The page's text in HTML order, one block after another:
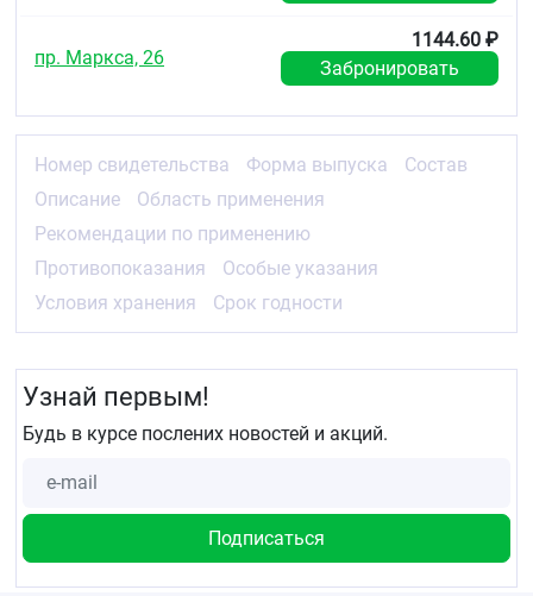
пр. Маркса, 26
1144.60 ₽
Забронировать
Номер свидетельства Форма выпуска
Состав
Описание
Область применения
Рекомендации по применению
Противопоказания
Особые указания
Условия хранения
Срок годности
Узнай первым!
Будь в курсе послених новостей и акций.